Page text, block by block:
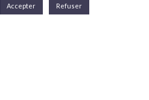
Accepter Refuser